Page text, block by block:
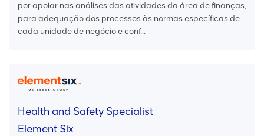
por apoiar nas análises das atividades da área de finanças,
para adequação dos processos às normas específicas de
cada unidade de negócio e conf...
Health and Safety Specialist
Element Six